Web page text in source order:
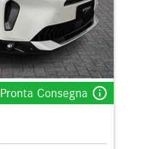
Pronta Consegna info_outline